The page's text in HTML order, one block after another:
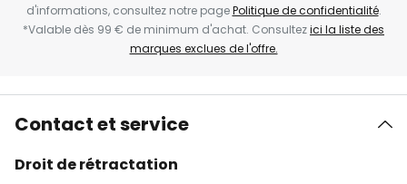
d'informations, consultez notre pagePolitique de confidentialité.
*Valable dès 99 € de minimum d'achat. Consultezici la liste des
marques exclues de l'offre.
Contact et service
Droit de rétractation